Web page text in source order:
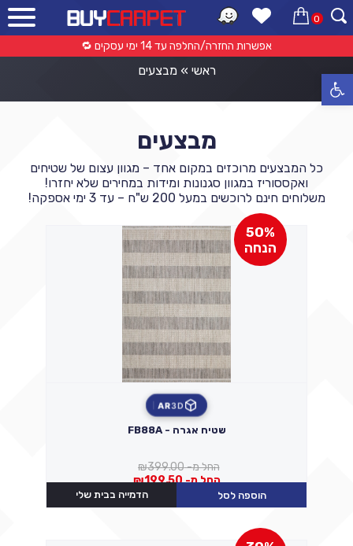
פתח סרגל נגישות
אפשרות החזרה/החלפה עד 14 ימי עסקים 🔁
0
קטלוג מוצרים
ראשי » מבצעים
מבצעים
כל המבצעים מרוכזים במקום אחד – מגוון עצום של שטיחים
ואקססוריז במגוון סגנונות ומידות במחירים שלא יחזרו!
משלוחים חינם לרוכשים במעל 200 ש"ח – עד 3 ימי אספקה!
50%
הנחה
3D
AR
שטיח אגרה - FB88A
החל מ- ₪399.00
החל מ-
₪199.50
הוספה לסל הדמייה בבית שלי